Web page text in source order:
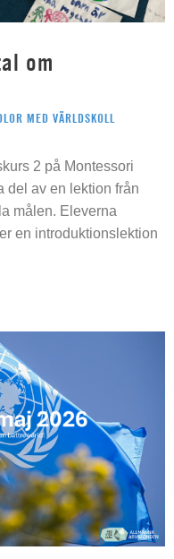
om
MED VÄRLDSKOLL
2 på Montessori
del av en lektion från
målen. Eleverna
en introduktionslektion